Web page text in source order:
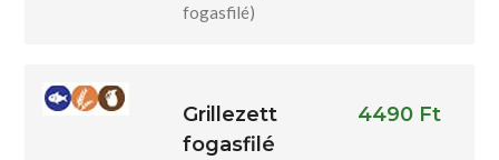
fogasfilé)
Grillezett
fogasfilé
4490 Ft